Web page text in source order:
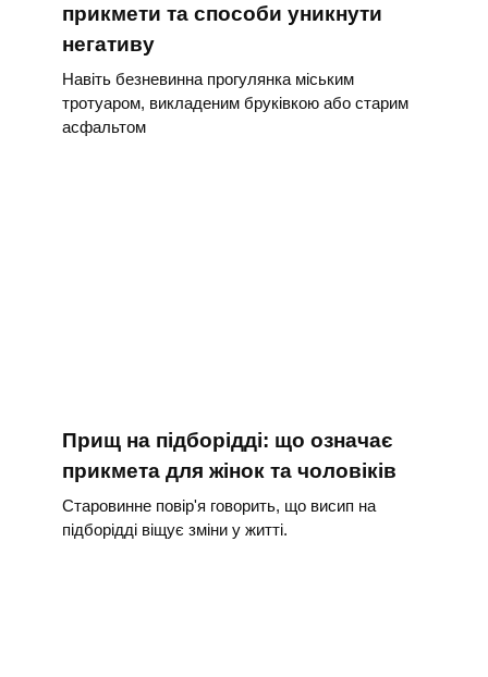
прикмети та способи уникнути
негативу
Навіть безневинна прогулянка міським
тротуаром, викладеним бруківкою або старим
асфальтом
Прищ на підборідді: що означає
прикмета для жінок та чоловіків
Старовинне повір'я говорить, що висип на
підборідді віщує зміни у житті.